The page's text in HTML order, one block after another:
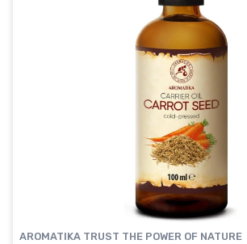
AROMATIKA TRUST THE POWER OF NATURE